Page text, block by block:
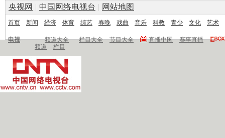
央视网 | 中国网络电视台 | 网站地图
首页 新闻 经济 体育 综艺 春晚 戏曲 音乐 科教 青少 文化 艺术
电视 频道大全 栏目大全 节目大全 直播中国
赛事直播
频道
栏目